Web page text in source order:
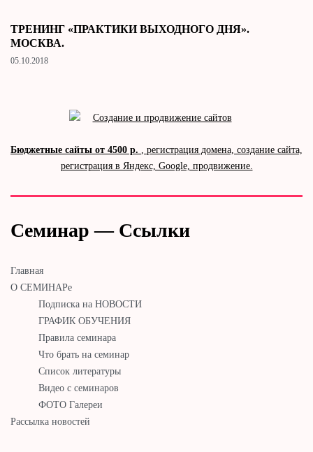
ТРЕНИНГ «ПРАКТИКИ ВЫХОДНОГО ДНЯ».
МОСКВА.
05.10.2018
Бюджетные сайты от 4500 р.
, регистрация домена, создание сайта,
регистрация в Яндекс, Google, продвижение.
Семинар — Ссылки
Главная
О СЕМИНАРе
Подписка на НОВОСТИ
ГРАФИК ОБУЧЕНИЯ
Правила семинара
Что брать на семинар
Список литературы
Видео с семинаров
ФОТО Галереи
Рассылка новостей